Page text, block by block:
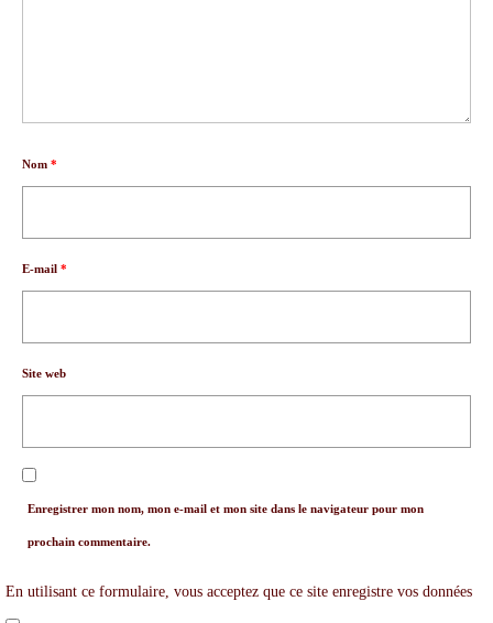
Nom *
E-mail *
Site web
Enregistrer mon nom, mon e-mail et mon site dans le navigateur pour mon
prochain commentaire.
En utilisant ce formulaire, vous acceptez que ce site enregistre vos données